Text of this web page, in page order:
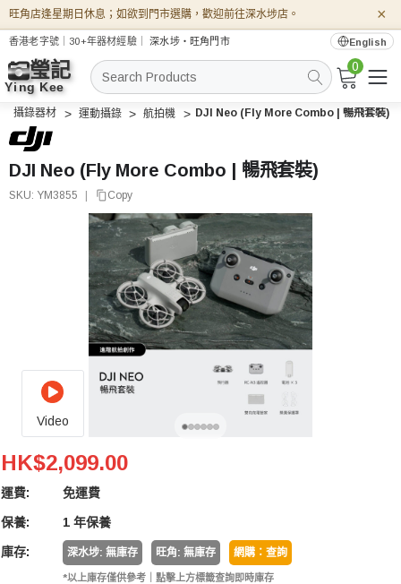
旺角店逢星期日休息；如欲到門市選購，歡迎前往深水埗店。 ×
香港老字號｜30+年器材經驗｜深水埗・旺角門市 English
搜
索
0
攝錄器材 運動攝錄 航拍機 DJI Neo (Fly More Combo | 暢飛套裝)
DJI Neo (Fly More Combo | 暢飛套裝)
SKU: YM3855 Copy
Video
DJI Neo (Fly More Combo | 暢飛套裝)
HK$2,099.00
運費: 免運費
保養: 1 年保養
庫存: 深水埗: 無庫存 旺角: 無庫存 網購：查詢
*以上庫存僅供參考｜點擊上方標籤查詢即時庫存